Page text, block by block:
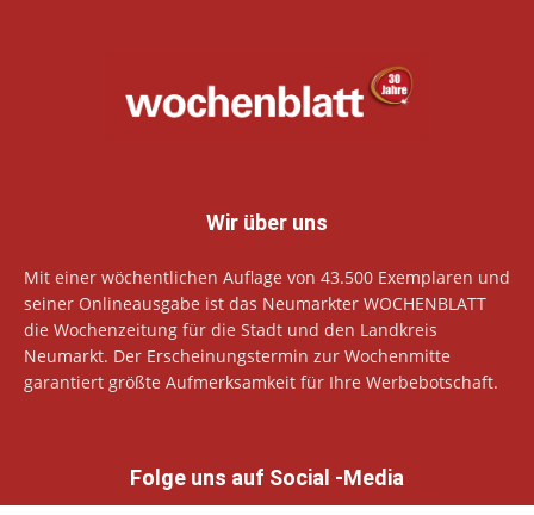
Wir über uns
Mit einer wöchentlichen Auflage von 43.500 Exemplaren und
seiner Onlineausgabe ist das Neumarkter WOCHENBLATT
die Wochenzeitung für die Stadt und den Landkreis
Neumarkt. Der Erscheinungstermin zur Wochenmitte
garantiert größte Aufmerksamkeit für Ihre Werbebotschaft.
Folge uns auf Social -Media